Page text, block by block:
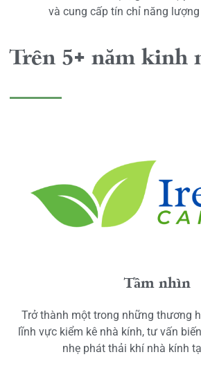
và cung cấp tín chỉ năng lượng
Trên 5+ năm kinh
Tầm nhìn
Trở thành một trong những thương
lĩnh vực kiểm kê nhà kính, tư vấn
nhẹ phát thải khí nhà kính